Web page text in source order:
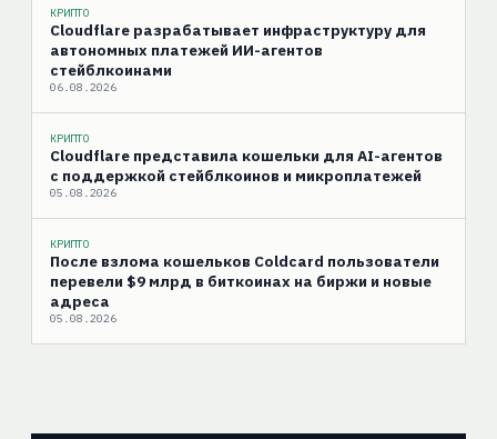
КРИПТО
Cloudflare разрабатывает инфраструктуру для
автономных платежей ИИ-агентов
стейблкоинами
06.08.2026
КРИПТО
Cloudflare представила кошельки для AI-агентов
с поддержкой стейблкоинов и микроплатежей
05.08.2026
КРИПТО
После взлома кошельков Coldcard пользователи
перевели $9 млрд в биткоинах на биржи и новые
адреса
05.08.2026